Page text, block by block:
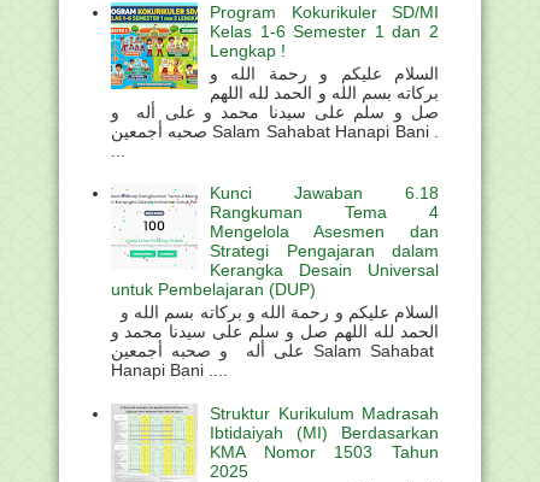
Program Kokurikuler SD/MI
Kelas 1-6 Semester 1 dan 2
Lengkap !
السلام عليكم و رحمة الله و
بركاته بسم الله و الحمد لله اللهم
صل و سلم على سيدنا محمد و على أله و
صحبه أجمعين Salam Sahabat Hanapi Bani .
Kunci Jawaban 6.18
Rangkuman Tema 4
Mengelola Asesmen dan
Strategi Pengajaran dalam
Kerangka Desain Universal
untuk Pembelajaran (DUP)
الحمد لله اللهم صل و سلم على سيدنا محمد و
على أله و صحبه أجمعين Salam Sahabat
Hanapi Bani ....
Struktur Kurikulum Madrasah
Ibtidaiyah (MI) Berdasarkan
KMA Nomor 1503 Tahun
2025